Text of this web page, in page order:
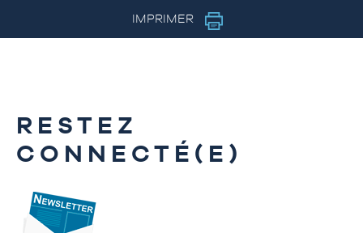
IMPRIMER
RESTEZ
CONNECTÉ(E)